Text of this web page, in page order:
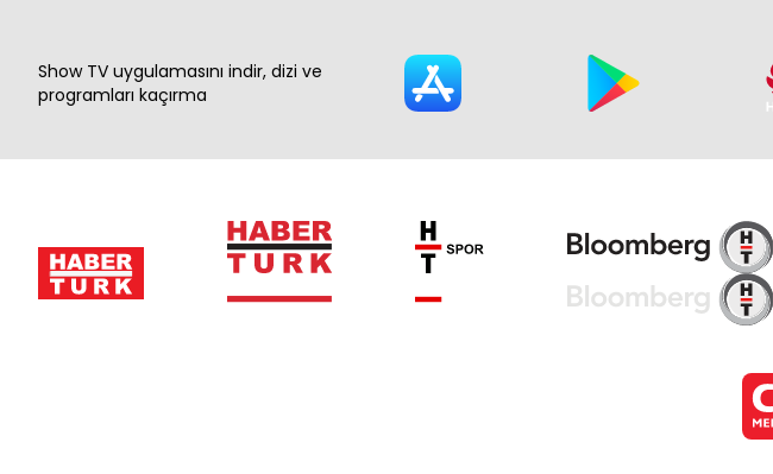
Show TV uygulamasını indir, dizi ve
programları kaçırma